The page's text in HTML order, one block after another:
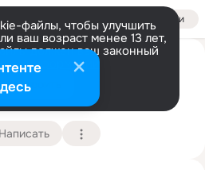
Войти
файлы, чтобы улучшить
ваш возраст менее 13 лет,
должен ваш законный
информации
Настроить
Подробнее
Написать